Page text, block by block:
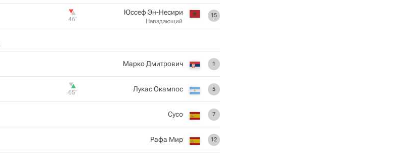
15
Юссеф Эн-Несири
Нападающий
46‎’‎
1
Марко Дмитрович
5
Лукас Окампос
65‎’‎
7
Сусо
12
Рафа Мир